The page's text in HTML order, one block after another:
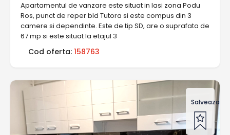
Apartamentul de vanzare este situat in Iasi zona Podu
Ros, punct de reper bld Tutora si este compus din 3
camere si dependinte. Este de tip SD, are o suprafata de
67 mp si este situat la etajul 3
Cod oferta: 158763
Salveaza